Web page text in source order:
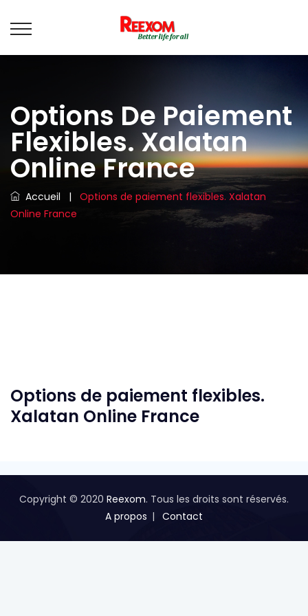
Options De Paiement
Flexibles. Xalatan
Online France
Accueil |
Options de paiement flexibles. Xalatan
Online France
Options de paiement flexibles.
Xalatan Online France
Copyright © 2020 Reexom. Tous les droits sont réservés.
A propos
Contact